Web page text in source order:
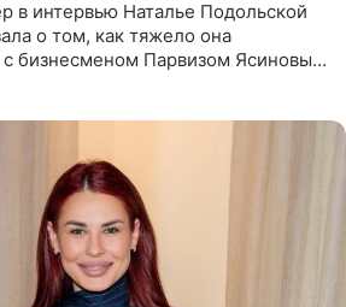
в интервью Наталье Подольской
о том, как тяжело она
бизнесменом Парвизом Ясиновым.